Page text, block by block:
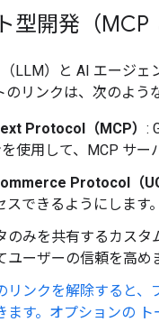
型開発（MCP
（LLM）と AI エージ
のリンクは、次のよ
Protocol（MCP） :
を使用して、MCP サ
Protocol（
スできるようにします。
のみを共有するカス
ユーザーの信頼を高め
リンクを解除すると
ます。 オプションの ト